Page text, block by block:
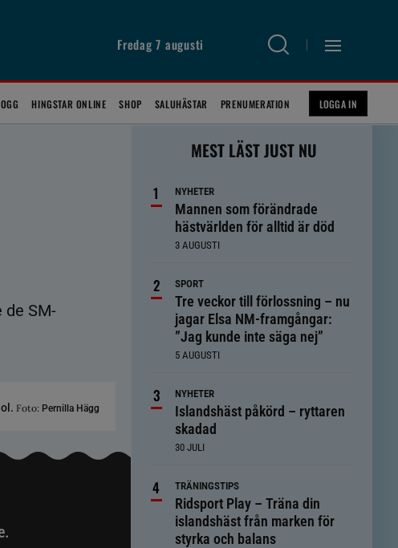
Fredag 7 augusti
HINGSTAR ONLINE SHOP SALUHÄSTAR PRENUMERATION LOGGA IN
SM-
Foto: Pernilla Hägg
MEST LÄST JUST NU
NYHETER
Mannen som förändrade
hästvärlden för alltid är död
3 AUGUSTI
SPORT
Tre veckor till förlossning – nu
jagar Elsa NM-framgångar:
”Jag kunde inte säga nej”
5 AUGUSTI
NYHETER
Islandshäst påkörd – ryttaren
skadad
30 JULI
TRÄNINGSTIPS
Ridsport Play – Träna din
islandshäst från marken för
styrka och balans